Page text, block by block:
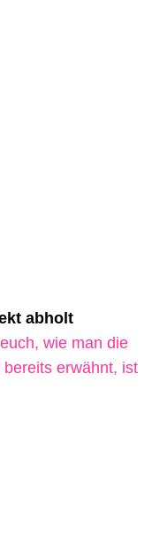
abholt
wie man die
erwähnt, ist